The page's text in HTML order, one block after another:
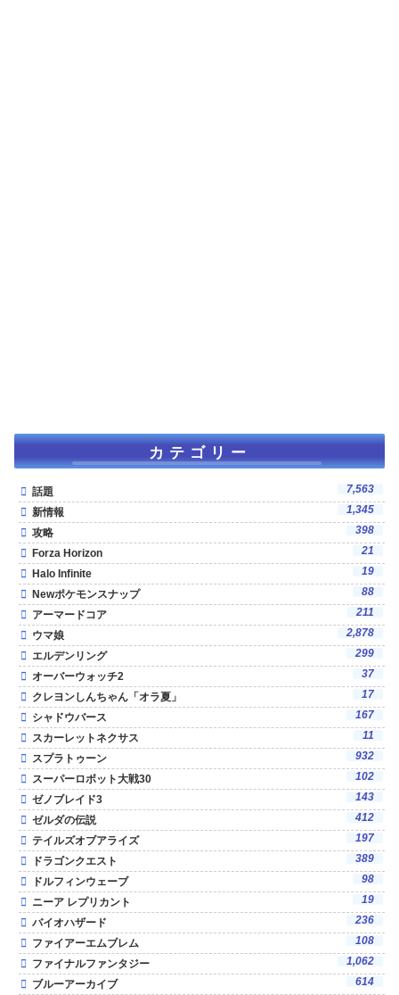
カテゴリー
話題
7,563
新情報
1,345
攻略
398
Forza Horizon
21
Halo Infinite
19
Newポケモンスナップ
88
アーマードコア
211
ウマ娘
2,878
エルデンリング
299
オーバーウォッチ2
37
クレヨンしんちゃん「オラ夏」
17
シャドウバース
167
スカーレットネクサス
11
スプラトゥーン
932
スーパーロボット大戦30
102
ゼノブレイド3
143
ゼルダの伝説
412
テイルズオブアライズ
197
ドラゴンクエスト
389
ドルフィンウェーブ
98
ニーア レプリカント
19
バイオハザード
236
ファイアーエムブレム
108
ファイナルファンタジー
1,062
ブルーアーカイブ
614